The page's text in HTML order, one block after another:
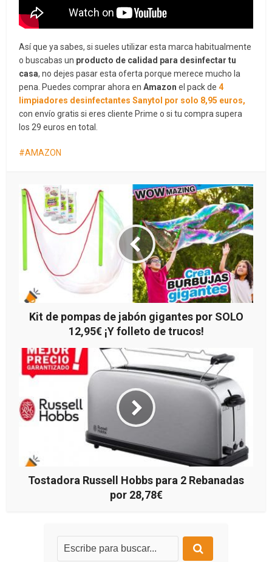
Así que ya sabes, si sueles utilizar esta marca habitualmente
o buscabas un producto de calidad para desinfectar tu
casa, no dejes pasar esta oferta porque merece mucho la
pena. Puedes comprar ahora enAmazon el pack de4
limpiadores desinfectantes Sanytol por solo 8,95 euros,
con envío gratis si eres cliente Prime o si tu compra supera
los 29 euros en total.
AMAZON
Kit de pompas de jabón gigantes por SOLO
12,95€ ¡Y folleto de trucos!
Tostadora Russell Hobbs para 2 Rebanadas
por 28,78€